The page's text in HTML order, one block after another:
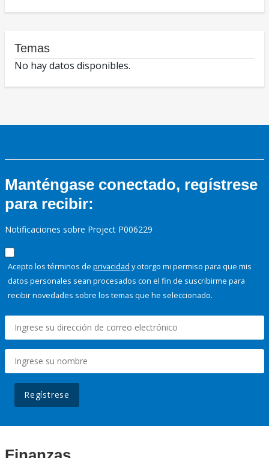
Temas
No hay datos disponibles.
Manténgase conectado, regístrese
para recibir:
Notificaciones sobre Project P006229
Acepto los términos de privacidad y otorgo mi permiso para que mis
datos personales sean procesados con el fin de suscribirme para
recibir novedades sobre los temas que he seleccionado.
Regístrese